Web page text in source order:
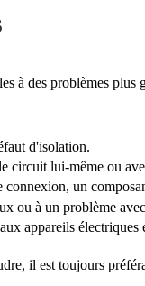
à des problèmes
d'isolation.
circuit lui-même ou
connexion, un
ou à un problème
appareils
il est toujours